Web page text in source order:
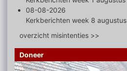
08-08-2026
Kerkberichten week 8 augustus
overzicht misintenties >>
Doneer